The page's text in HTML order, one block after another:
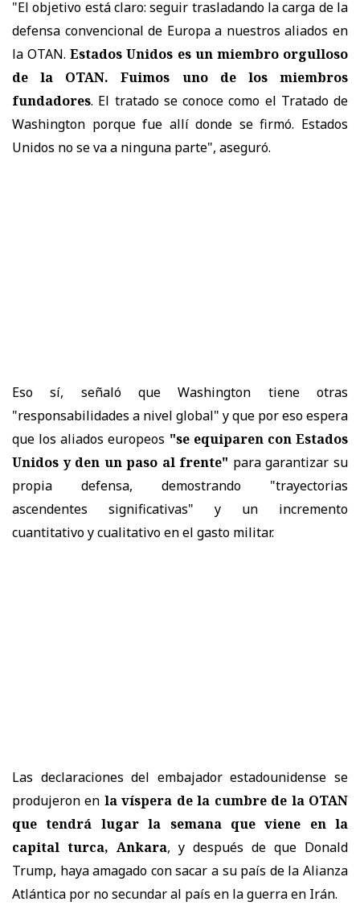
"El objetivo está claro: seguir trasladando la carga de la
defensa convencional de Europa a nuestros aliados en
la OTAN. Estados Unidos es un miembro orgulloso
de la OTAN. Fuimos uno de los miembros
fundadores. El tratado se conoce como el Tratado de
Washington porque fue allí donde se firmó. Estados
Unidos no se va a ninguna parte", aseguró.
Eso sí, señaló que Washington tiene otras
"responsabilidades a nivel global" y que por eso espera
que los aliados europeos "se equiparen con Estados
Unidos y den un paso al frente" para garantizar su
propia defensa, demostrando "trayectorias
ascendentes significativas" y un incremento
cuantitativo y cualitativo en el gasto militar.
Las declaraciones del embajador estadounidense se
produjeron en la víspera de la cumbre de la OTAN
que tendrá lugar la semana que viene en la
capital turca, Ankara, y después de que Donald
Trump, haya amagado con sacar a su país de la Alianza
Atlántica por no secundar al país en la guerra en Irán.